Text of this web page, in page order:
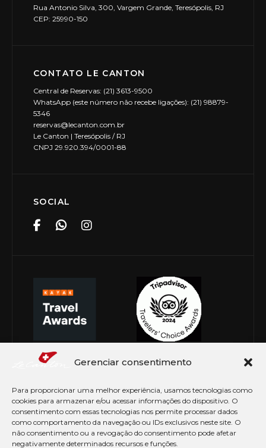
Gerenciar consentimento
Para proporcionar uma melhor experiência, usamos tecnologias como
cookies para armazenar e/ou acessar informações do dispositivo. O
consentimento com essas tecnologias nos permite processar dados
como comportamento da navegação ou IDs exclusivos neste site. O
não consentimento ou a revogação do consentimento pode afetar
negativamente determinados recursos e funções.
Rua Antonio Silva, 300, Vargem Grande, Teresópolis, RJ
CEP: 25990-150
CONTATO LE CANTON
Central de Reservas: (21) 3613-9500
WhatsApp (este número não recebe ligações): (21) 98879-
5346
reservas@lecanton.com.br
Le Canton | Teresópolis / RJ
CNPJ 29.920.394/0001-88
SOCIAL
© Copyright 2026 Le Canton. Todos os direitos